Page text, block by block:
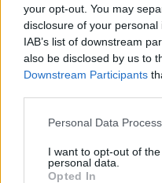
your opt-out. You may
disclosure of your
IAB’s list of downstream
also be disclosed by us to
Downstream Participants
Personal Data
I want to opt-out of
personal data.
Opted In
nie tylko o ograniczenie
miejsce na relacje,
Drogi Czytelniku,
cieszymy się, że
tu dla Ciebie!